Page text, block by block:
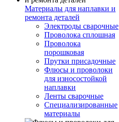
Материалы для наплавки и
ремонта деталей
Электроды сварочные
Проволока сплошная
Проволока
порошковая
Прутки присадочные
Флюсы и проволоки
для износостойкой
наплавки
Ленты сварочные
Специализированные
материалы